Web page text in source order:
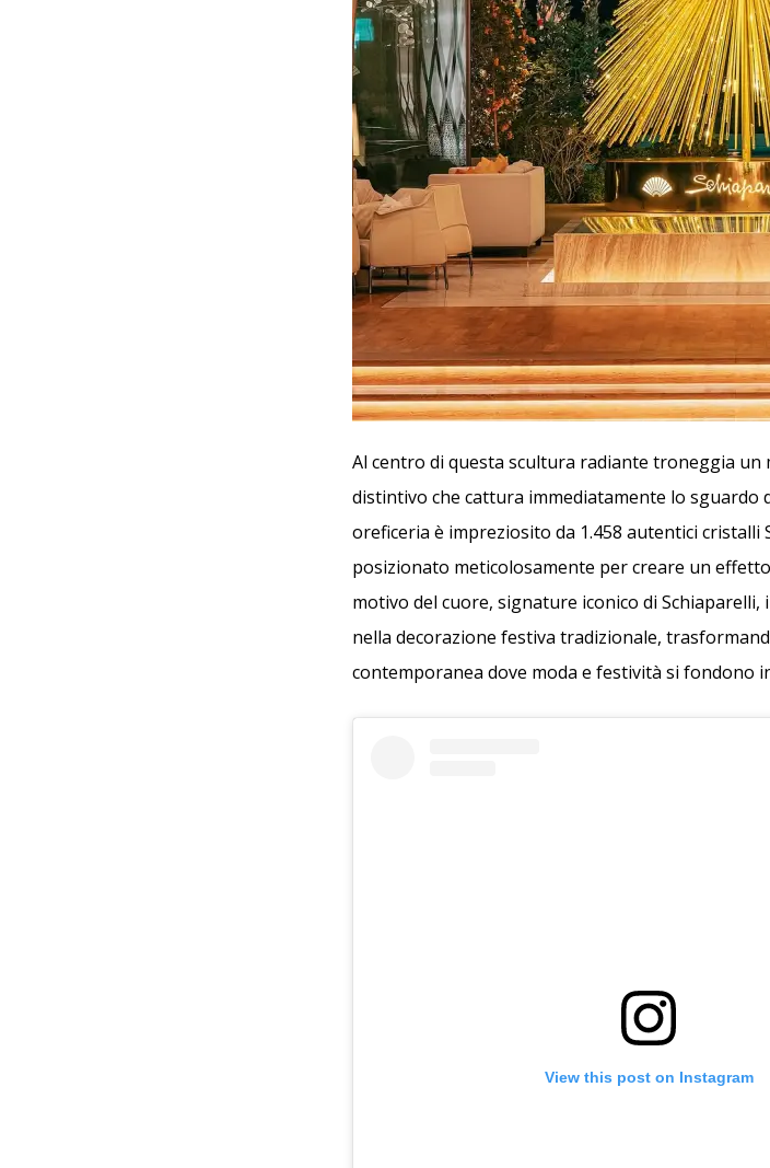
Al centro di questa scultura radiante troneggia
distintivo che cattura immediatamente lo sguardo
oreficeria è impreziosito da 1.458 autentici
posizionato meticolosamente per creare un
motivo del cuore, signature iconico di
nella decorazione festiva tradizionale,
contemporanea dove moda e festività si fondono
View this post on Instagram